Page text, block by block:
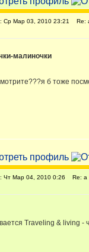
Ср Мар 03, 2010 23:21 Re:
малиночки
б тоже
Чт Мар 04, 2010 0:26 Re: а
Traveling & living -